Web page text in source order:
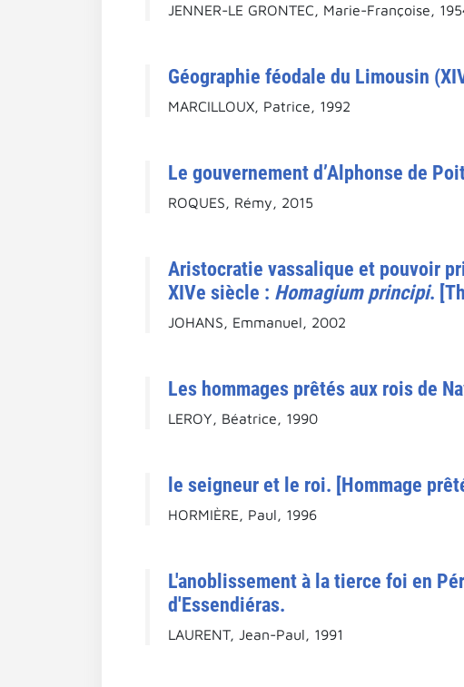
JENNER-LE GRONTEC, Marie-Françoise,
Géographie féodale du Limousin
MARCILLOUX, Patrice, 1992
Le gouvernement d’Alphonse de
ROQUES, Rémy, 2015
Aristocratie vassalique et pouvoir
XIVe siècle : Homagium principi.
JOHANS, Emmanuel, 2002
Les hommages prêtés aux rois de
LEROY, Béatrice, 1990
le seigneur et le roi. [Hommage
HORMIÈRE, Paul, 1996
L'anoblissement à la tierce foi en
d'Essendiéras.
LAURENT, Jean-Paul, 1991